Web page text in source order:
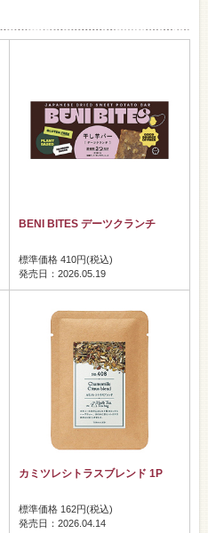
BENI BITES デーツクランチ
標準価格 410円(税込)
発売日：2026.05.19
カミツレシトラスブレンド 1P
標準価格 162円(税込)
発売日：2026.04.14